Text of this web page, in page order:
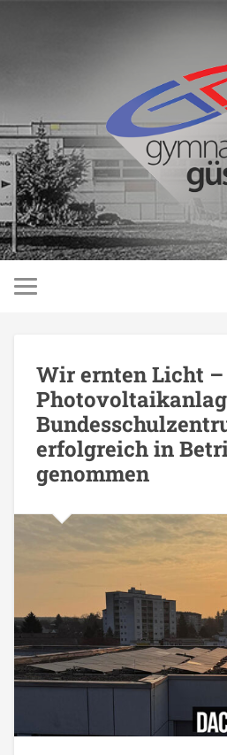
Wir ernten Licht –
erfolgreich in
genommen